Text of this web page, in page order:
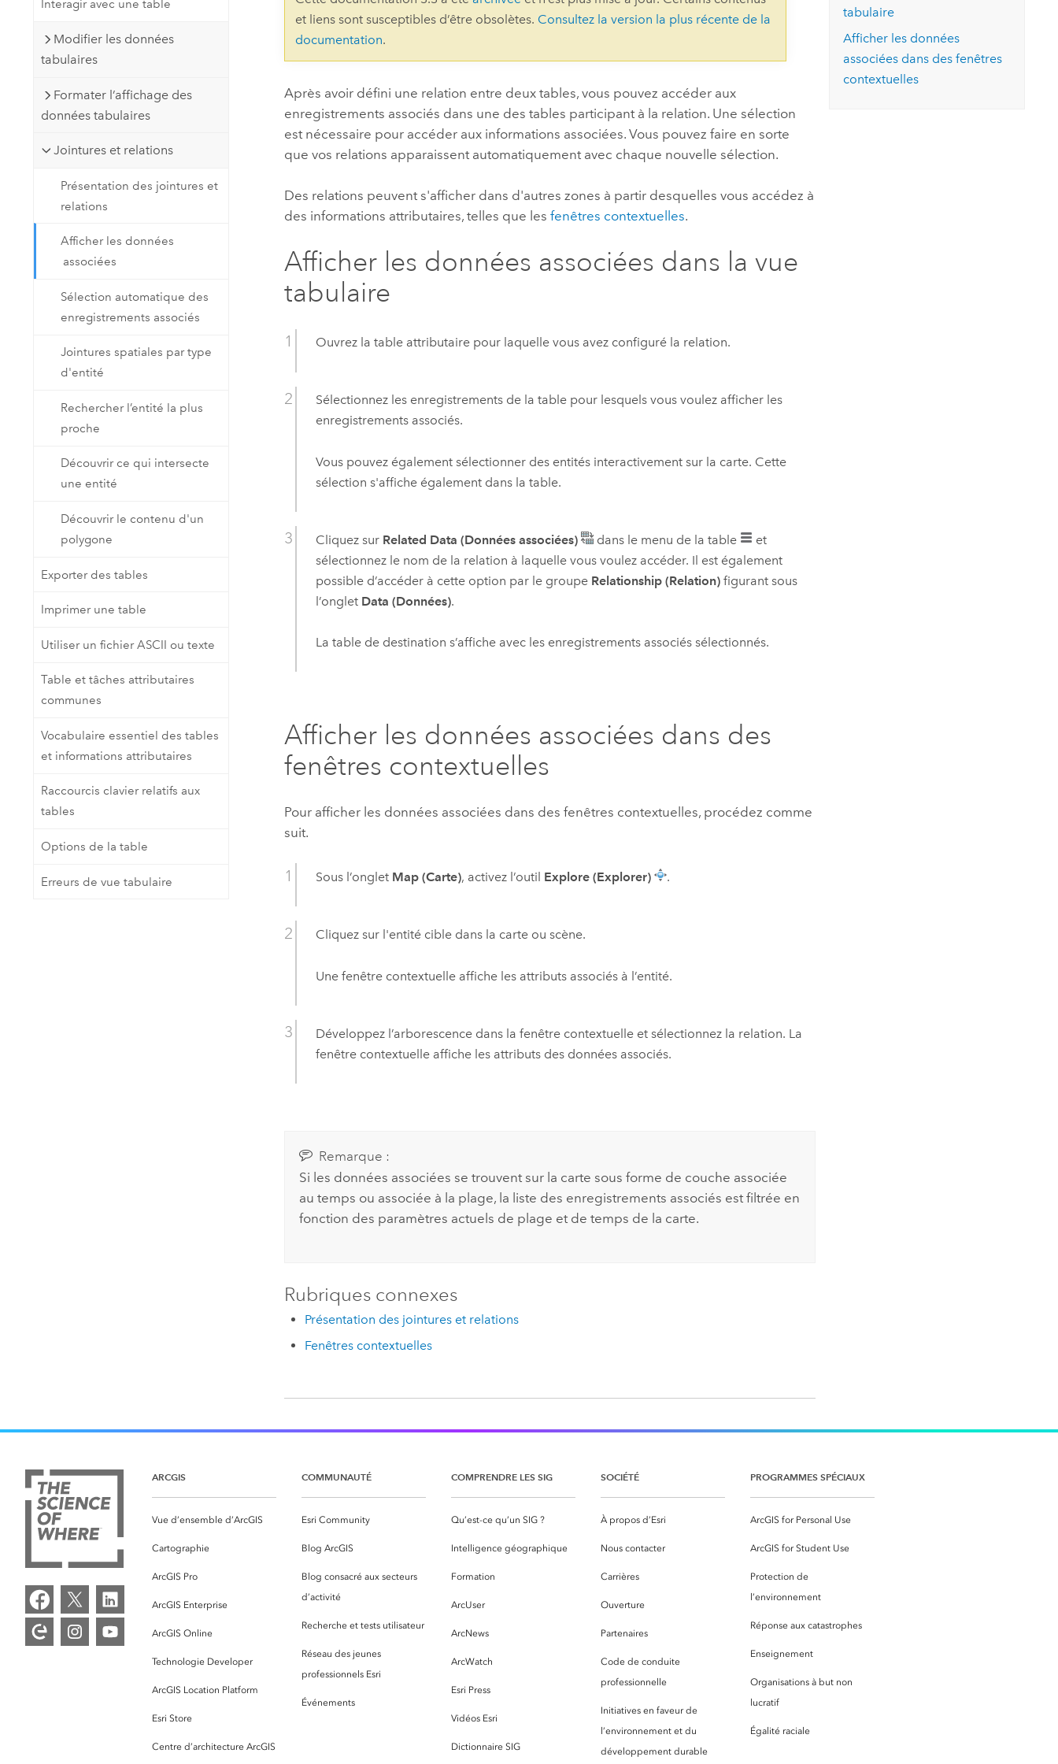
Créer des applications de
Tous les produits
Découvrir ArcGIS Pro
Ressources naturelles Explorer ce cours
professionnels et
perspectives et
l’univers
Tous les récits
Lire le récit
Interagir avec une table
Modifier les données
tabulaires
Formater l’affichage des
données tabulaires
Jointures et relations
Présentation des jointures et
relations
Afficher les données
associées
Sélection automatique des
enregistrements associés
Jointures spatiales par type
d'entité
Rechercher l’entité la plus
proche
Découvrir ce qui intersecte
une entité
Découvrir le contenu d'un
polygone
Exporter des tables
Imprimer une table
Utiliser un fichier ASCII ou texte
Table et tâches attributaires
communes
Vocabulaire essentiel des tables
et informations attributaires
Raccourcis clavier relatifs aux
tables
Options de la table
Erreurs de vue tabulaire
et liens sont susceptibles d’être obsolètes. Consultez la version la plus récente de la
documentation.
Après avoir défini une relation entre deux tables, vous pouvez accéder aux
enregistrements associés dans une des tables participant à la relation. Une sélection
est nécessaire pour accéder aux informations associées. Vous pouvez faire en sorte
que vos relations apparaissent automatiquement avec chaque nouvelle sélection.
Des relations peuvent s'afficher dans d'autres zones à partir desquelles vous accédez à
des informations attributaires, telles que lesfenêtres contextuelles.
Afficher les données associées dans la vue
tabulaire
Ouvrez la table attributaire pour laquelle vous avez configuré la relation.
Sélectionnez les enregistrements de la table pour lesquels vous voulez afficher les
enregistrements associés.
Vous pouvez également sélectionner des entités interactivement sur la carte. Cette
sélection s'affiche également dans la table.
Cliquez sur Related Data (Données associées) dans le menu de la table
et
sélectionnez le nom de la relation à laquelle vous voulez accéder. Il est également
possible d’accéder à cette option par le groupe Relationship (Relation) figurant sous
l’onglet Data (Données).
La table de destination s’affiche avec les enregistrements associés sélectionnés.
Afficher les données associées dans des
fenêtres contextuelles
Pour afficher les données associées dans des fenêtres contextuelles, procédez comme
suit.
Sous l’onglet Map (Carte), activez l’outil Explore (Explorer) .
Cliquez sur l'entité cible dans la carte ou scène.
Une fenêtre contextuelle affiche les attributs associés à l’entité.
Développez l’arborescence dans la fenêtre contextuelle et sélectionnez la relation. La
fenêtre contextuelle affiche les attributs des données associés.
Remarque :
Si les données associées se trouvent sur la carte sous forme de couche associée
au temps ou associée à la plage, la liste des enregistrements associés est filtrée en
fonction des paramètres actuels de plage et de temps de la carte.
Rubriques connexes
Présentation des jointures et relations
Fenêtres contextuelles
tabulaire
Afficher les données
associées dans des fenêtres
contextuelles
ARCGIS
Vue d’ensemble d’ArcGIS
Cartographie
ArcGIS Pro
ArcGIS Enterprise
ArcGIS Online
Technologie Developer
ArcGIS Location Platform
Esri Store
Centre d’architecture ArcGIS
COMMUNAUTÉ
Esri Community
Blog ArcGIS
Blog consacré aux secteurs
d’activité
Recherche et tests utilisateur
Réseau des jeunes
professionnels Esri
Événements
COMPRENDRE LES SIG
Qu’est-ce qu’un SIG ?
Intelligence géographique
Formation
ArcUser
ArcNews
ArcWatch
Esri Press
Vidéos Esri
Dictionnaire SIG
SOCIÉTÉ
À propos d’Esri
Nous contacter
Carrières
Ouverture
Partenaires
Code de conduite
professionnelle
Initiatives en faveur de
l’environnement et du
développement durable
PROGRAMMES SPÉCIAUX
ArcGIS for Personal Use
ArcGIS for Student Use
Protection de
l’environnement
Réponse aux catastrophes
Enseignement
Organisations à but non
lucratif
Égalité raciale